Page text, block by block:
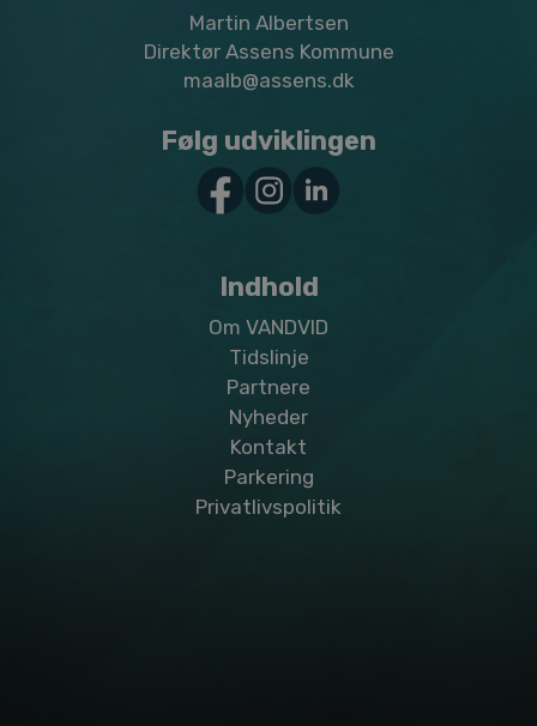
Martin Albertsen
Direktør Assens Kommune
maalb@assens.dk
Følg udviklingen
Indhold
Om VANDVID
Tidslinje
Partnere
Nyheder
Kontakt
Parkering
Privatlivspolitik